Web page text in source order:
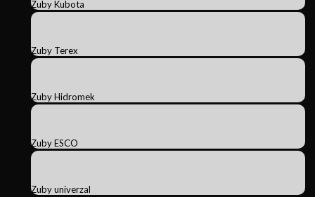
Zuby Kubota
Zuby Terex
Zuby Hidromek
Zuby ESCO
Zuby univerzal